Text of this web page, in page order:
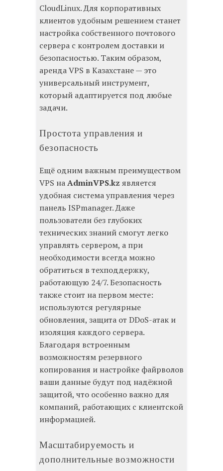
CloudLinux. Для корпоративных
клиентов удобным решением станет
настройка собственного почтового
сервера с контролем доставки и
безопасностью. Таким образом,
аренда VPS в Казахстане — это
универсальный инструмент,
который адаптируется под любые
задачи.
Простота управления и
безопасность
Ещё одним важным преимуществом
VPS наAdminVPS.kz является
удобная система управления через
панель ISPmanager. Даже
пользователи без глубоких
технических знаний смогут легко
управлять сервером, а при
необходимости всегда можно
обратиться в техподдержку,
работающую 24/7. Безопасность
также стоит на первом месте:
используются регулярные
обновления, защита от DDoS-атак и
изоляция каждого сервера.
Благодаря встроенным
возможностям резервного
копирования и настройке файрволов
ваши данные будут под надёжной
защитой, что особенно важно для
компаний, работающих с клиентской
информацией.
Масштабируемость и
дополнительные возможности